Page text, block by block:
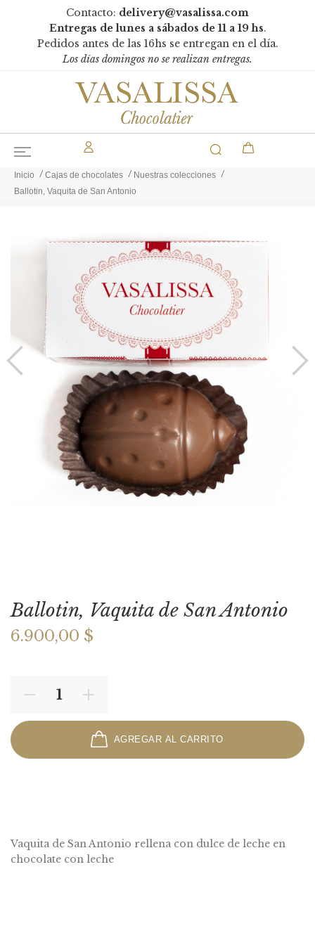
Contacto: delivery@vasalissa.com
Entregas de lunes a sábados de 11 a 19 hs.
Pedidos antes de las 16hs se entregan en el día.
Los días domingos no se realizan entregas.
Inicio Cajas de chocolates
Nuestras colecciones
Ballotin, Vaquita de San Antonio
Ballotin, Vaquita de San Antonio
6.900,00 $
AGREGAR AL CARRITO
Vaquita de San Antonio rellena con dulce de leche en
chocolate con leche